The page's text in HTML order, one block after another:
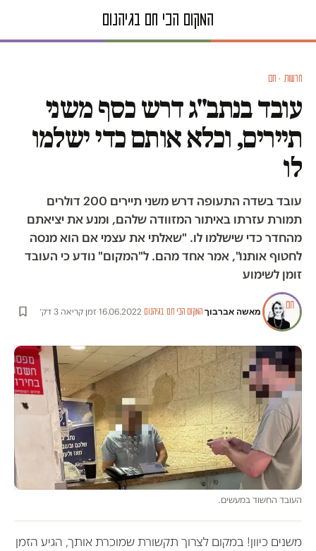
חדשות · חם
עובד בנתב"ג דרש כסף משני
תיירים, וכלא אותם כדי ישלמו
לו
עובד בשדה התעופה דרש משני תיירים 200 דולרים
תמורת עזרתו באיתור המזוודה שלהם, ומנע את יציאתם
מהחדר כדי שישלמו לו. "שאלתי את עצמי אם הוא מנסה
לחטוף אותנו", אמר אחד מהם. ל"המקום" נודע כי העובד
זומן לשימוע
מאשה אברבוך·המקום הכי חם בגיהנום·
16.06.2022
·זמן קריאה 3 דק׳
העובד החשוד במעשים.
משנים כיוון! במקום לצרוך תקשורת שמוכרת אותך, הגיע הזמן